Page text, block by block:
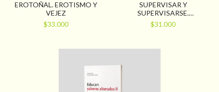
EROTOÑAL. EROTISMO Y
VEJEZ
$33.000
SUPERVISAR Y
SUPERVISARSE.
EXPERIENCIAS EN TRABAJO
SOCIAL, EQUIPOS INTER Y
$31.000